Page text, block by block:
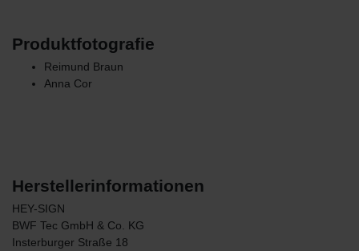
Produktfotografie
Reimund Braun
Anna Cor
Herstellerinformationen
HEY-SIGN
BWF Tec GmbH & Co. KG
Insterburger Straße 18